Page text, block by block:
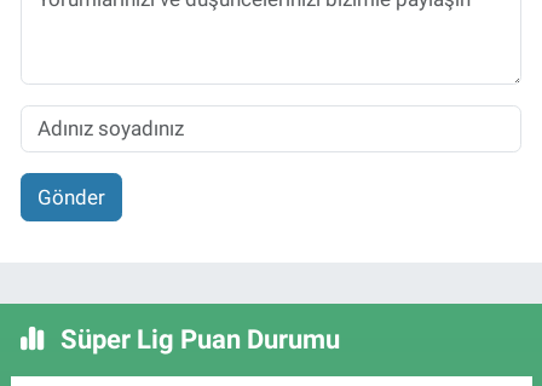
Gönder
Süper Lig Puan Durumu